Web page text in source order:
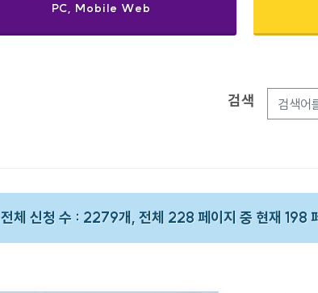
PC, Mobile Web
검색
전체 신청 수 : 2279개, 전체 228 페이지 중 현재 198